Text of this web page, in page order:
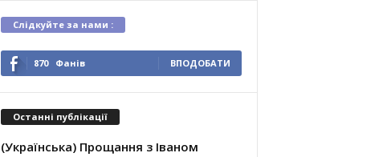
Слідкуйте за нами :
870 Фанів ВПОДОБАТИ
Останні публікації
(Українська) Прощання з Іваном